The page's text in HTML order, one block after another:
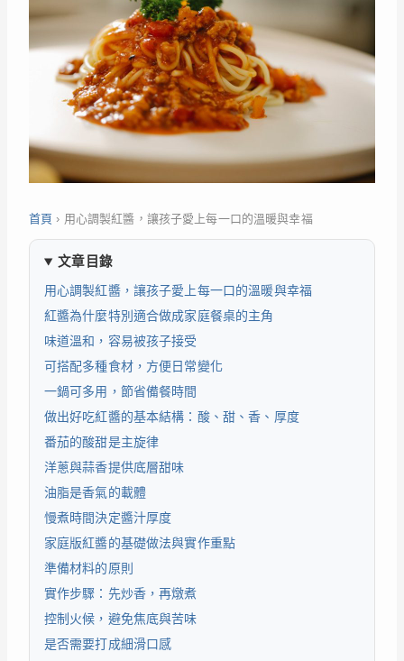
首頁 › 用心調製紅醬，讓孩子愛上每一口的溫暖與幸福
文章目錄
用心調製紅醬，讓孩子愛上每一口的溫暖與幸福
紅醬為什麼特別適合做成家庭餐桌的主角
味道溫和，容易被孩子接受
可搭配多種食材，方便日常變化
一鍋可多用，節省備餐時間
做出好吃紅醬的基本結構：酸、甜、香、厚度
番茄的酸甜是主旋律
洋蔥與蒜香提供底層甜味
油脂是香氣的載體
慢煮時間決定醬汁厚度
家庭版紅醬的基礎做法與實作重點
準備材料的原則
實作步驟：先炒香，再燉煮
控制火候，避免焦底與苦味
是否需要打成細滑口感